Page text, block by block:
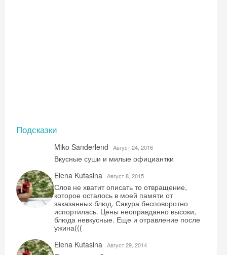
Подсказки
Miko Sanderlend Август 24, 2016
Вкусные суши и милые официантки
Elena Kutasina Август 8, 2015
Слов не хватит описать то отвращение,
которое осталось в моей памяти от
заказанных блюд. Сакура бесповоротно
испортилась. Цены неоправданно высоки,
блюда невкусные. Еще и отравление после
ужина(((
Elena Kutasina Август 29, 2014